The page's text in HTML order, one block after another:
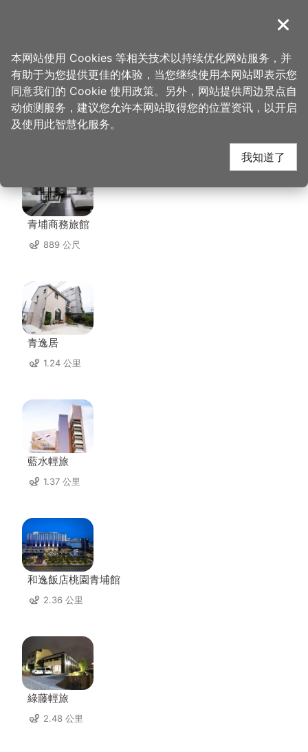
導覽
首页 > 想去的地方 > 住宿 > 高铁背包客
高铁背包客 周边住宿
青埔商務旅館
889 公尺
青逸居
1.24 公里
藍水輕旅
1.37 公里
和逸飯店桃園青埔館
2.36 公里
綠藤輕旅
2.48 公里
关闭
本网站使用 Cookies 等相关技术以持续优化网站服务，并
有助于为您提供更佳的体验，当您继续使用本网站即表示您
同意我们的 Cookie 使用政策。另外，网站提供周边景点自
动侦测服务，建议您允许本网站取得您的位置资讯，以开启
及使用此智慧化服务。
我知道了